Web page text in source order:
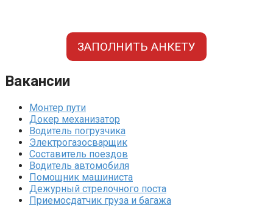
ЗАПОЛНИТЬ АНКЕТУ
Вакансии
Монтер пути
Докер механизатор
Водитель погрузчика
Электрогазосварщик
Составитель поездов
Водитель автомобиля
Помощник машиниста
Дежурный стрелочного поста
Приемосдатчик груза и багажа